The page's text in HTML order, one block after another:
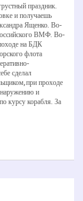
праздник.
и получаешь
Ященко. Во­
ВМФ. Во­-
на БДК
флота
сделал
при проходе
и
курсу корабля. За